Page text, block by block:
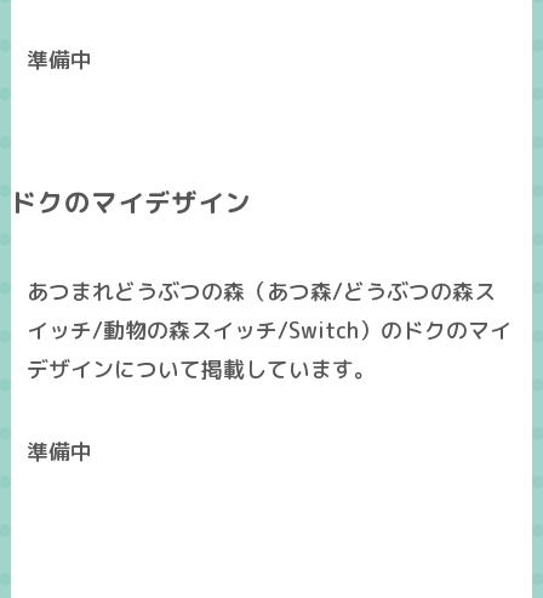
準備中
ドクのマイデザイン
あつまれどうぶつの森（あつ森/どうぶつの森ス
イッチ/動物の森スイッチ/Switch）のドクのマイ
デザインについて掲載しています。
準備中